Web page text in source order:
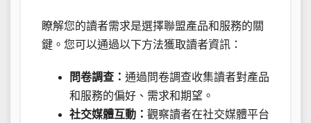
瞭解您的讀者需求是選擇聯盟產品和服務的關
鍵。您可以通過以下方法獲取讀者資訊：
問卷調查： 通過問卷調查收集讀者對產品
和服務的偏好、需求和期望。
社交媒體互動： 觀察讀者在社交媒體平台